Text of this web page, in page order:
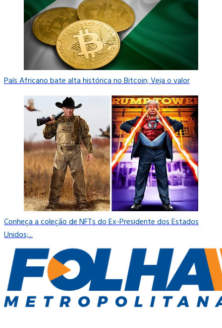
País Africano bate alta histórica no Bitcoin; Veja o valor
Conheça a coleção de NFTs do Ex-Presidente dos Estados
Unidos;...